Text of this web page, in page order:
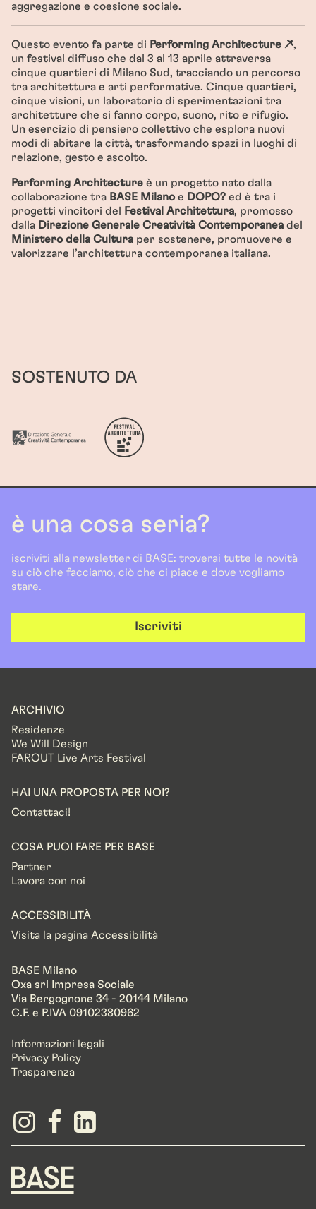
aggregazione e coesione sociale.
Questo evento fa parte di Performing Architecture ↗,
un festival diffuso che dal 3 al 13 aprile attraversa
cinque quartieri di Milano Sud, tracciando un percorso
tra architettura e arti performative. Cinque quartieri,
cinque visioni, un laboratorio di sperimentazioni tra
architetture che si fanno corpo, suono, rito e rifugio.
Un esercizio di pensiero collettivo che esplora nuovi
modi di abitare la città, trasformando spazi in luoghi di
relazione, gesto e ascolto.
Performing Architecture è un progetto nato dalla
collaborazione tra BASE Milanoe DOPO? ed è tra i
progetti vincitori del
Festival Architettura, promosso
dalla Direzione Generale Creatività Contemporanea del
Ministero della Cultura per sostenere, promuovere e
valorizzare l’architettura contemporanea italiana.
SOSTENUTO DA
è una cosa seria?
iscriviti alla newsletter di BASE: troverai tutte le novità
su ciò che facciamo, ciò che ci piace e dove vogliamo
stare.
Iscriviti
ARCHIVIO
Residenze
We Will Design
FAROUT Live Arts Festival
HAI UNA PROPOSTA PER NOI?
Contattaci!
COSA PUOI FARE PER BASE
Partner
Lavora con noi
ACCESSIBILITÀ
Visita la pagina Accessibilità
BASE Milano
Oxa srl Impresa Sociale
Via Bergognone 34 - 20144 Milano
C.F. e P.IVA 09102380962
Informazioni legali
Privacy Policy
Trasparenza